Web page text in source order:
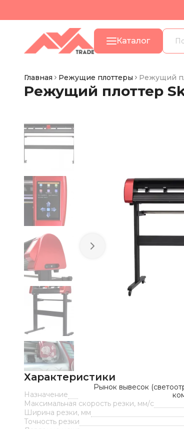
Каталог
Главная Режущие плоттеры Режущий
Режущий плоттер
Характеристики
Назначение
Рынок вывесок
Максимальная скорость резки, мм/с
Ширина резки, мм
Точность резки